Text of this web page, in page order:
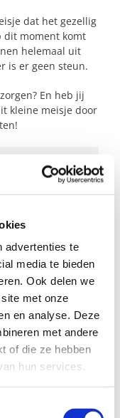
advertenties te
media te bieden
Ook delen we
met onze
en analyse. Deze
met andere
of die ze hebben
hun services.
dat het gezellig
dit moment komt
helemaal uit
is er geen steun.
En heb jij
kleine meisje door
naar
rustig kan
gaat om